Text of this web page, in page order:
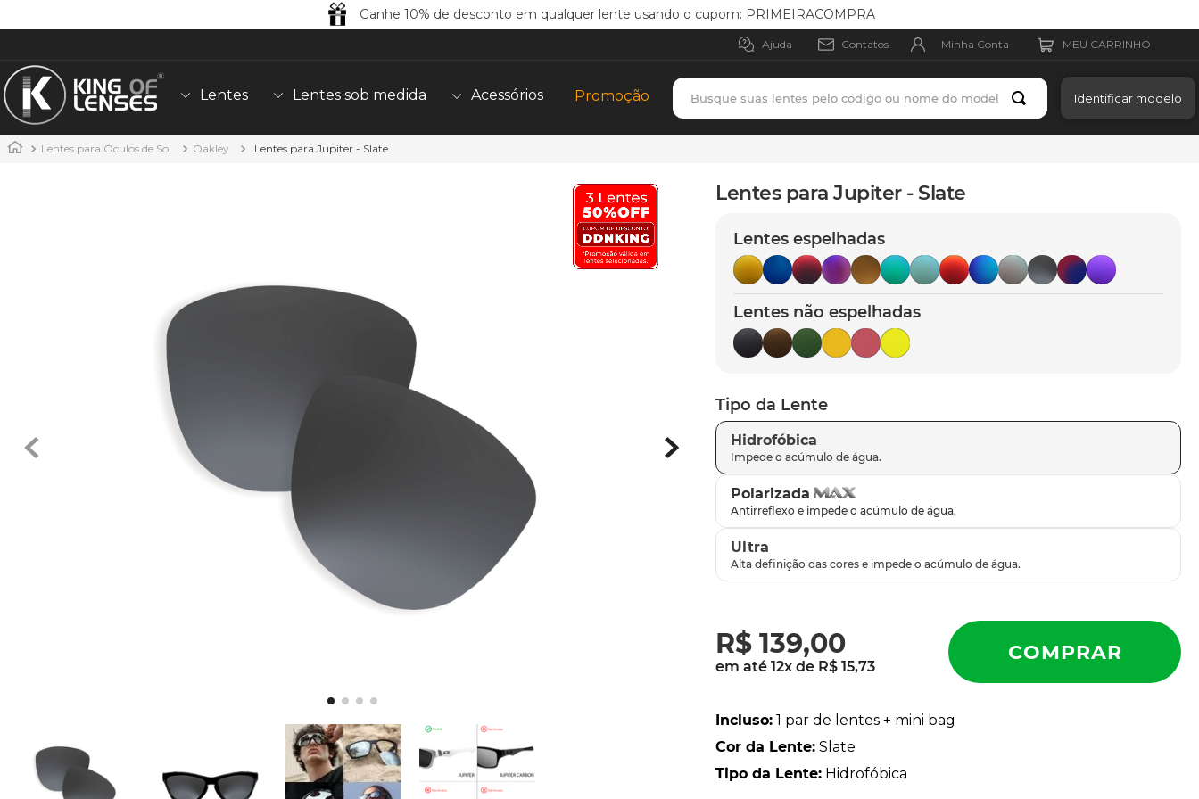
Lentes com proteção UVA, UVB e UV400 + 1 Ano de garantia de fabricação.
Ajuda Contatos Minha Conta
Lentes Lentes sob medida Acessórios Promoção
Busque suas lentes pelo código ou nome do modelo
Identificar modelo
Lentes para Óculos de Sol Oakley Lentes para Jupiter - Slate
Lentes para Jupiter - Slate
Lentes espelhadas
Lentes não espelhadas
Tipo da Lente
Hidrofóbica
Polarizada
Ultra
R$ 139,00
em até12x de R$ 15,73
Incluso: 1 par de lentes + mini bag
Cor da Lente: Slate
Tipo da Lente: Hidrofóbica
latch
sutro